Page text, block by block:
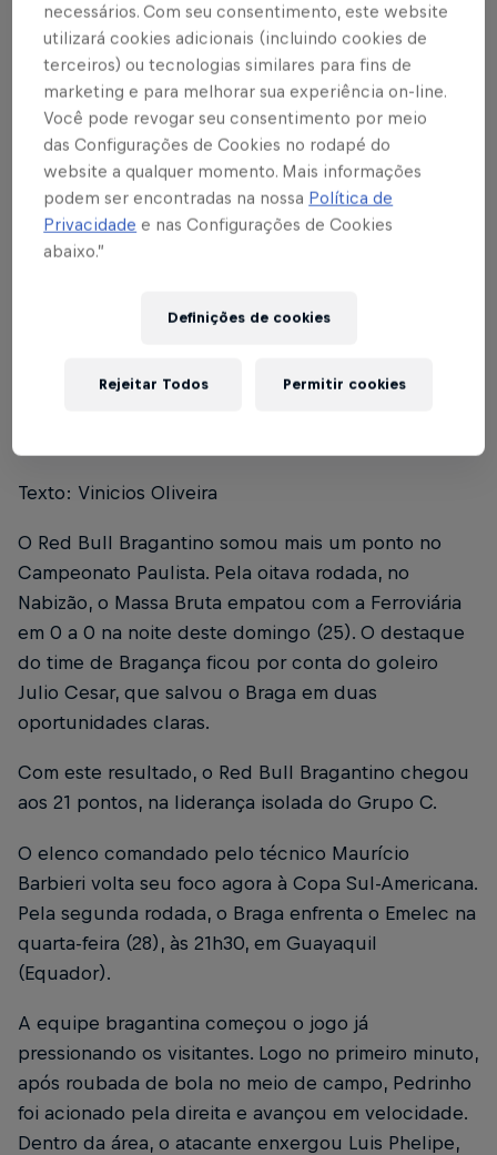
Julio Cesar brilha e
garante empate entre
Red Bull Bragantino e
Ferroviária
Escrito por Vinicios Oliveira
Texto: Vinicios Oliveira
O Red Bull Bragantino somou mais um ponto no
Campeonato Paulista. Pela oitava rodada, no
Nabizão, o Massa Bruta empatou com a Ferroviária
em 0 a 0 na noite deste domingo (25). O destaque
do time de Bragança ficou por conta do goleiro
Julio Cesar, que salvou o Braga em duas
oportunidades claras.
Com este resultado, o Red Bull Bragantino chegou
aos 21 pontos, na liderança isolada do Grupo C.
O elenco comandado pelo técnico Maurício
Barbieri volta seu foco agora à Copa Sul-Americana.
Pela segunda rodada, o Braga enfrenta o Emelec na
quarta-feira (28), às 21h30, em Guayaquil
(Equador).
A equipe bragantina começou o jogo já
pressionando os visitantes. Logo no primeiro minuto,
após roubada de bola no meio de campo, Pedrinho
foi acionado pela direita e avançou em velocidade.
Dentro da área, o atacante enxergou Luis Phelipe,
necessários. Com seu consentimento, este website
utilizará cookies adicionais (incluindo cookies de
terceiros) ou tecnologias similares para fins de
marketing e para melhorar sua experiência on-line.
Você pode revogar seu consentimento por meio
das Configurações de Cookies no rodapé do
website a qualquer momento. Mais informações
podem ser encontradas na nossa Política de
Privacidade e nas Configurações de Cookies
abaixo.”
Definições de cookies
Rejeitar Todos Permitir cookies